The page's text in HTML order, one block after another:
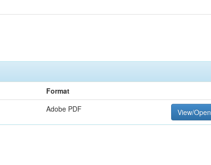
Format
Adobe PDF View/Open